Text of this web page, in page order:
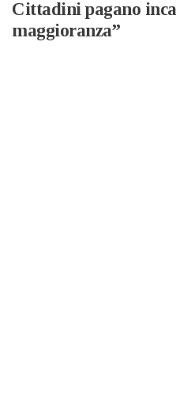
Cittadini pagano
maggioranza”